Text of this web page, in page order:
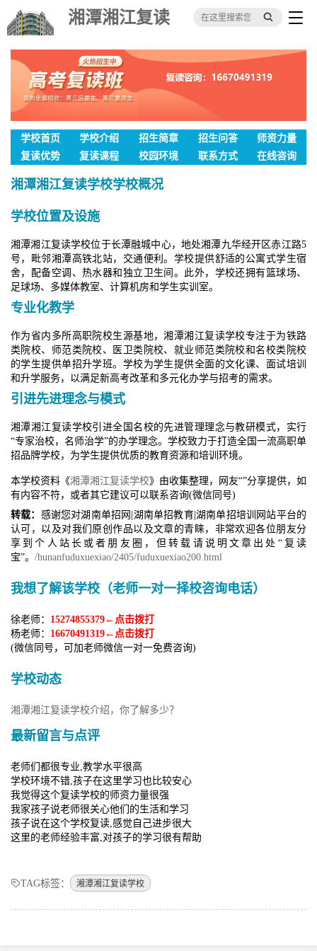
湘潭湘江复读
学校
学校首页 学校介绍 招生简章 招生问答
师资力量
复读优势
复读课程 校园环境 联系方式 在线咨询
湘潭湘江复读学校学校概况
学校位置及设施
湘潭湘江复读学校位于长潭融城中心，地处湘潭九华经开区赤江路5
号，毗邻湘潭高铁北站，交通便利。学校提供舒适的公寓式学生宿
舍，配备空调、热水器和独立卫生间。此外，学校还拥有篮球场、
足球场、多媒体教室、计算机房和学生实训室。
专业化教学
作为省内多所高职院校生源基地，湘潭湘江复读学校专注于为铁路
类院校、师范类院校、医卫类院校、就业师范类院校和名校类院校
的学生提供单招升学班。学校为学生提供全面的文化课、面试培训
和升学服务，以满足新高考改革和多元化办学与招考的需求。
引进先进理念与模式
湘潭湘江复读学校引进全国名校的先进管理理念与教研模式，实行
“专家治校，名师治学”的办学理念。学校致力于打造全国一流高职单
招品牌学校，为学生提供优质的教育资源和培训环境。
本学校资料《湘潭湘江复读学校》由收集整理，网友“”分享提供，如
有内容不符，或者其它建议可以联系咨询(微信同号)
转载： 感谢您对湖南单招网|湖南单招教育|湖南单招培训网站平台的
认可，以及对我们原创作品以及文章的青睐，非常欢迎各位朋友分
享到个人站长或者朋友圈，但转载请说明文章出处“复读
宝”。 /hunanfuduxuexiao/2405/fuduxuexiao200.html
我想了解该学校（老师一对一择校咨询电话）
徐老师： 15274855379←点击拨打
杨老师： 16670491319←点击拨打
(微信同号，可加老师微信一对一免费咨询)
学校动态
湘潭湘江复读学校介绍，你了解多少？
最新留言与点评
老师们都很专业,教学水平很高
学校环境不错,孩子在这里学习也比较安心
我觉得这个复读学校的师资力量很强
我家孩子说老师很关心他们的生活和学习
孩子说在这个学校复读,感觉自己进步很大
这里的老师经验丰富,对孩子的学习很有帮助
TAG标签： 湘潭湘江复读学校